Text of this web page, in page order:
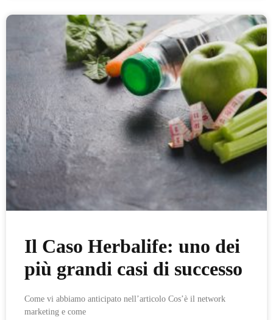
Il Caso Herbalife: uno dei
più grandi casi di successo
Come vi abbiamo anticipato nell’articolo Cos’è il network
marketing e come